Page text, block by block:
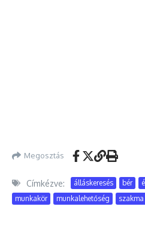
Megosztás
Címkézve: álláskeresés bér
munkakör
munkalehetőség szakma